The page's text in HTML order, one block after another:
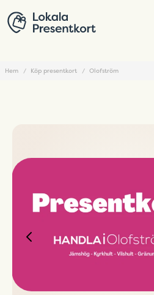
Hem Köp presentkort Olofström